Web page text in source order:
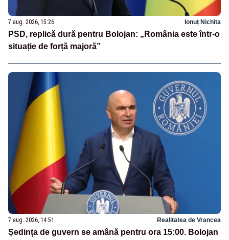
7 aug. 2026, 15:26 Ionuț Nichita
PSD, replică dură pentru Bolojan: „România este într-o
situație de forță majoră”
7 aug. 2026, 14:51 Realitatea de Vrancea
Ședința de guvern se amână pentru ora 15:00. Bolojan